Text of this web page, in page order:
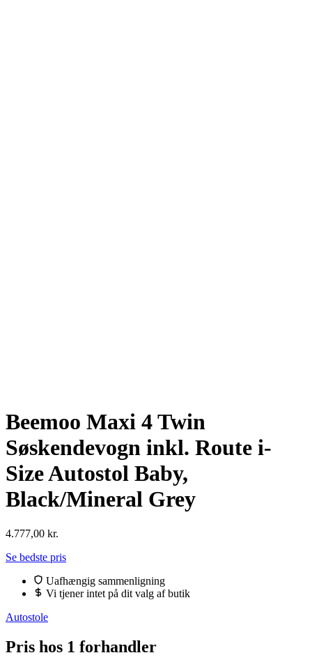
Beemoo Maxi 4 Twin
Søskendevogn inkl. Route i-
Size Autostol Baby,
Black/Mineral Grey
4.777,00 kr.
Se bedste pris
Uafhængig sammenligning
Vi tjener intet på dit valg af butik
Autostole
Pris hos 1 forhandler